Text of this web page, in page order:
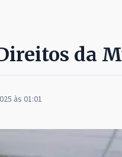
da
às 01:01